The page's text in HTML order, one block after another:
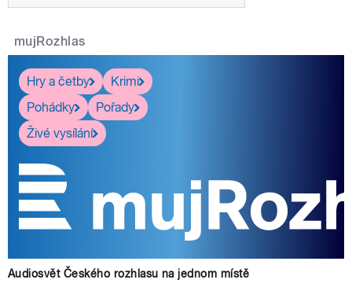
mujRozhlas
Hry a četby
Krimi
Pohádky
Pořady
Živé vysílání
Audiosvět Českého rozhlasu na jednom místě